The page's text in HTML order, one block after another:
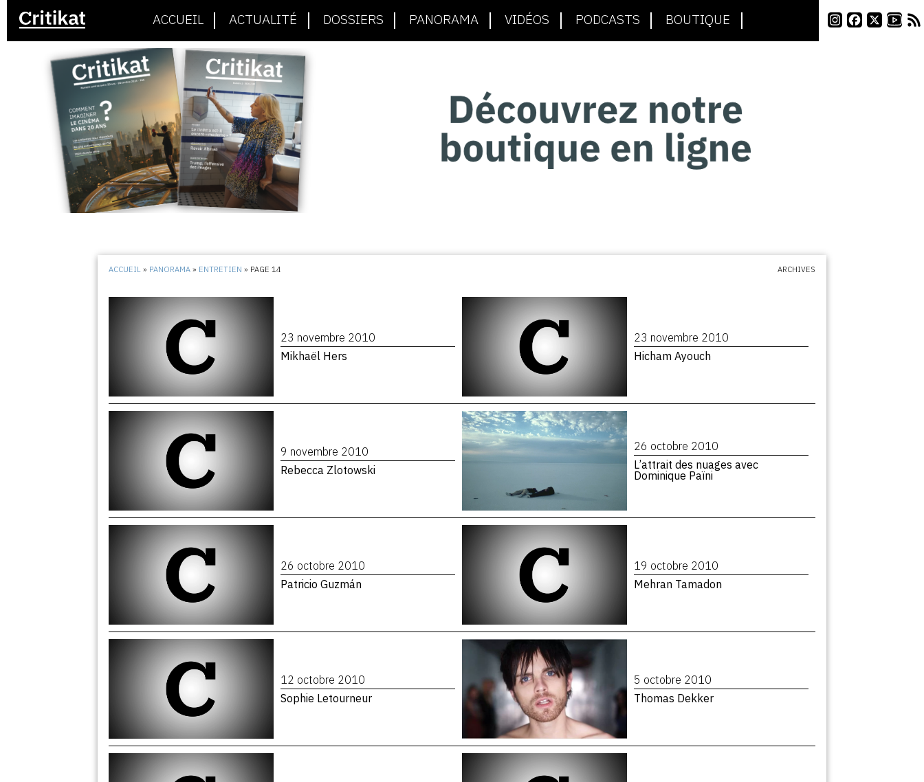
ACCUEIL ACTUALITÉ DOSSIERS PANORAMA VIDÉOS PODCASTS BOUTIQUE
ACCUEIL » PANORAMA » ENTRETIEN » PAGE 14 ARCHIVES
23 novembre 2010
Mikhaël Hers
23 novembre 2010
Hicham Ayouch
9 novembre 2010
Rebecca Zlotowski
26 octobre 2010
L’attrait des nuages avec
Dominique Païni
26 octobre 2010
Patricio Guzmán
19 octobre 2010
Mehran Tamadon
12 octobre 2010
Sophie Letourneur
5 octobre 2010
Thomas Dekker